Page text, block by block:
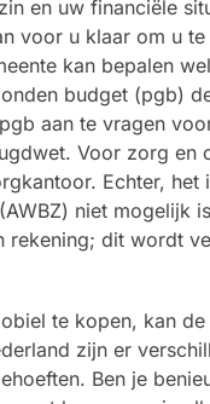
en uw financiële
voor u klaar om u
kan bepalen
budget (pgb)
aan te vragen
Voor zorg
Echter,
niet mogelijk
rekening; dit wordt
te kopen, kan de
zijn er
Ben je